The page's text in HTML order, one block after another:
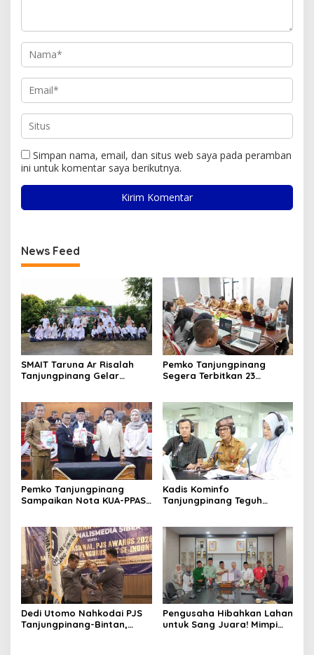
Simpan nama, email, dan situs web saya pada peramban
ini untuk komentar saya berikutnya.
News Feed
SMAIT Taruna Ar Risalah
Tanjungpinang Gelar
Kepemimpinan
Pemko Tanjungpinang
Segera Terbitkan 23
Pemko Tanjungpinang
Sampaikan Nota KUA-PPAS
Kadis Kominfo
Tanjungpinang Teguh
Pemerintah
Dedi Utomo Nahkodai PJS
Tanjungpinang-Bintan,
Pengusaha Hibahkan Lahan
untuk Sang Juara! Mimpi